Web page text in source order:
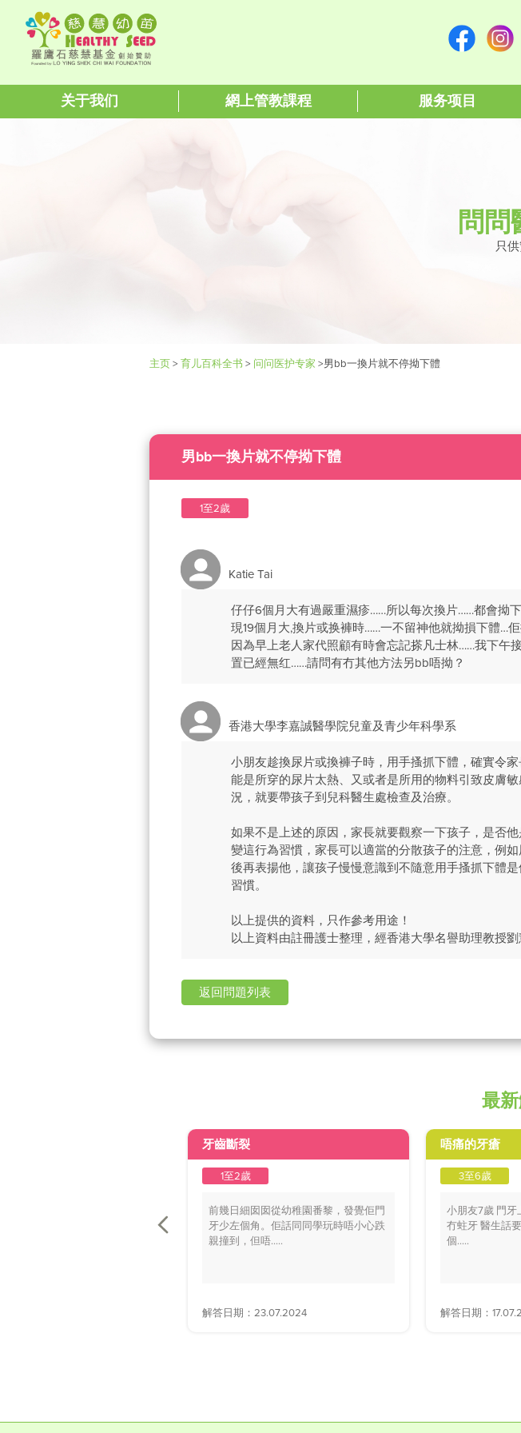
关于我们 網上管教課程 服务项目
問問
只
主页> 育儿百科全书 > 问问医护专家 >男bb一換片就不停拗下體
男bb一換片就不停拗下體
1至2歲
Katie Tai
仔仔6個月大有過嚴重濕疹……所以每次換片……都會拗
現19個月大,換片或换褲時……一不留神他就拗損下體…
因為早上老人家代照顧有時會忘記搽凡士林……我下午
置已經無红……請問有冇其他方法另bb唔拗？
香港大學李嘉誠醫學院兒童及青少年科學系
小朋友趁換尿片或換褲子時，用手搔抓下體，確實令
能是所穿的尿片太熱、又或者是所用的物料引致皮膚
況，就要帶孩子到兒科醫生處檢查及治療。
如果不是上述的原因，家長就要觀察一下孩子，是否
變這行為習慣，家長可以適當的分散孩子的注意，例
後再表揚他，讓孩子慢慢意識到不隨意用手搔抓下體
習慣。
以上提供的資料，只作參考用途！
以上資料由註冊護士整理，經香港大學名譽助理教授劉
返回問題列表
最
牙齒斷裂
1至2歲
前幾日細囡囡從幼稚園番黎，發覺佢門
牙少左個角。佢話同同學玩時唔小心跌
親撞到，但唔.....
解答日期：23.07.2024
唔痛的牙瘡
3至6歲
小朋友7歲 門牙
冇蛀牙 醫生話
個.....
解答日期：